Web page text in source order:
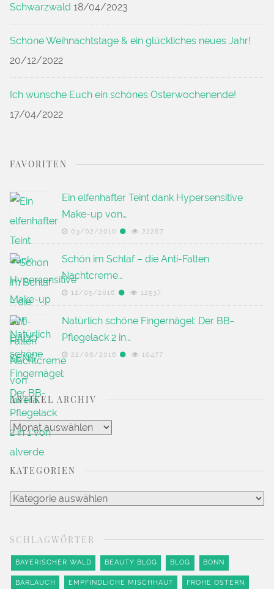
Schwarzwald 18/04/2023
Schöne Weihnachtstage & ein glückliches neues Jahr!
20/12/2022
Ich wünsche Euch ein schönes Osterwochenende!
17/04/2022
FAVORITEN
Ein elfenhafter Teint dank Hypersensitive
Make-up von…
03/02/2016 22287
Schön im Schlaf – die Anti-Falten
Nachtcreme…
12/05/2016 12537
Natürlich schöne Fingernägel: Der BB-
Pflegelack 2 in…
22/06/2016 10477
ARTIKEL ARCHIV
Artikel
Archiv
KATEGORIEN
Kategorien
SCHLAGWÖRTER
BAYERISCHER WALD BEAUTY BLOG BLOG BONN
BÄRLAUCH EMPFINDLICHE MISCHHAUT FROHE OSTERN